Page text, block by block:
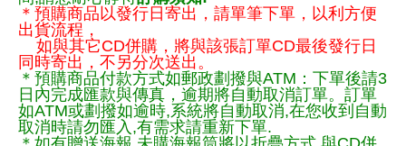
＊預購商品以發行日寄出，請單筆下單，以利方便
出貨流程，
如與其它CD併購，將與該張訂單CD最後發行日
同時寄出，不另分次送出。
＊預購商品付款方式如郵政劃撥與ATM：下單後請3
日內完成匯款與傳真，逾期將自動取消訂單。訂單
如ATM或劃撥如逾時,系統將自動取消,在您收到自動
取消時請勿匯入,有需求請重新下單.